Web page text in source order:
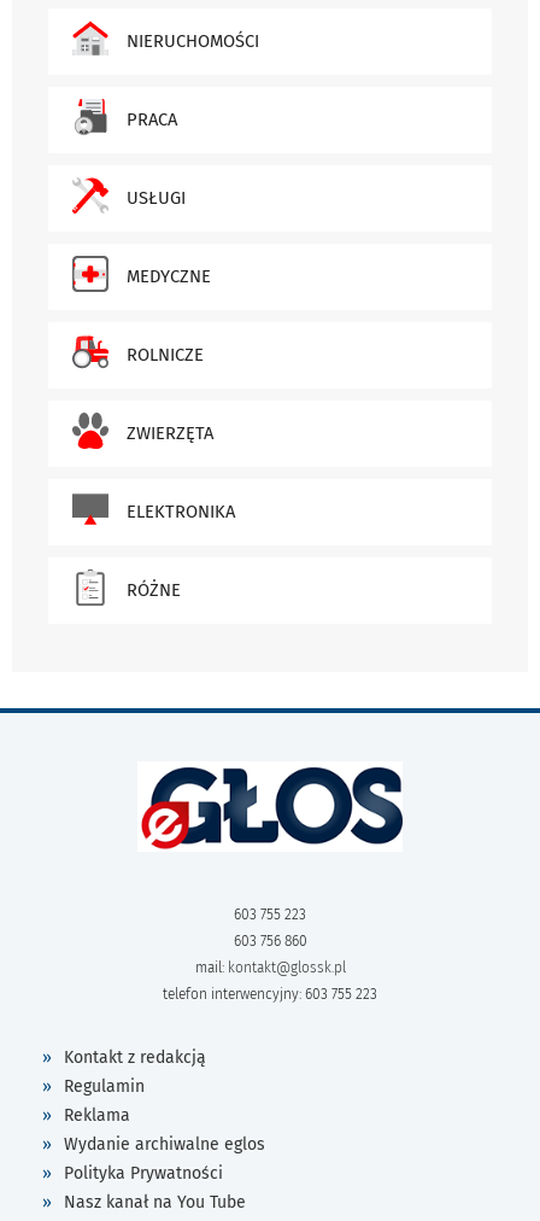
NIERUCHOMOŚCI
PRACA
USŁUGI
MEDYCZNE
ROLNICZE
ZWIERZĘTA
ELEKTRONIKA
RÓŻNE
603 755 223
603 756 860
mail: kontakt@glossk.pl
telefon interwencyjny: 603 755 223
Kontakt z redakcją
Regulamin
Reklama
Wydanie archiwalne eglos
Polityka Prywatności
Nasz kanał na You Tube